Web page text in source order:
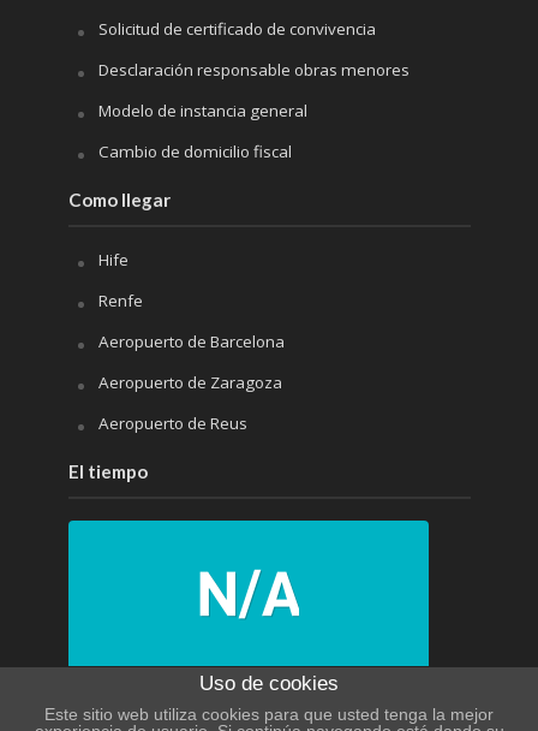
Solicitud de certificado de convivencia
Desclaración responsable obras menores
Modelo de instancia general
Cambio de domicilio fiscal
Como llegar
Hife
Renfe
Aeropuerto de Barcelona
Aeropuerto de Zaragoza
Aeropuerto de Reus
El tiempo
N/A
Uso de cookies
Este sitio web utiliza cookies para que usted tenga la mejor